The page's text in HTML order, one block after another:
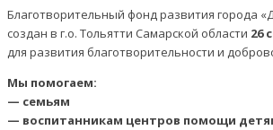
Благотворительный фонд развития города
создан в г.о. Тольятти Самарской области 26
для развития благотворительности и
Мы помогаем:
— семьям
— воспитанникам центров помощи